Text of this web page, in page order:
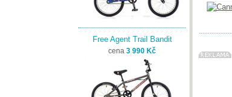
Free Agent Trail Bandit
cena 3 990 Kč